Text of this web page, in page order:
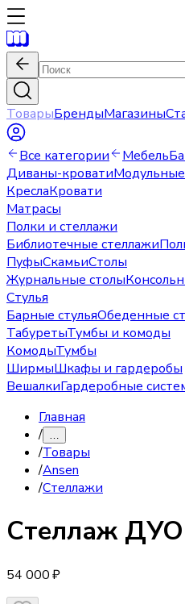
ТоварыБрендыМагазины
Все категории Мебель
Диваны-кровати
КреслаКровати
Матрасы
Полки и стеллажи
Библиотечные стеллажи
ПуфыСкамьиСтолы
Журнальные столы
Стулья
Барные стульяОбеденные
ТабуретыТумбы и комоды
КомодыТумбы
ШирмыШкафы и гардеробы
ВешалкиГардеробные
Главная
/ …
/Товары
/Ansen
/Стеллажи
Стеллаж ДУО
54 000 ₽